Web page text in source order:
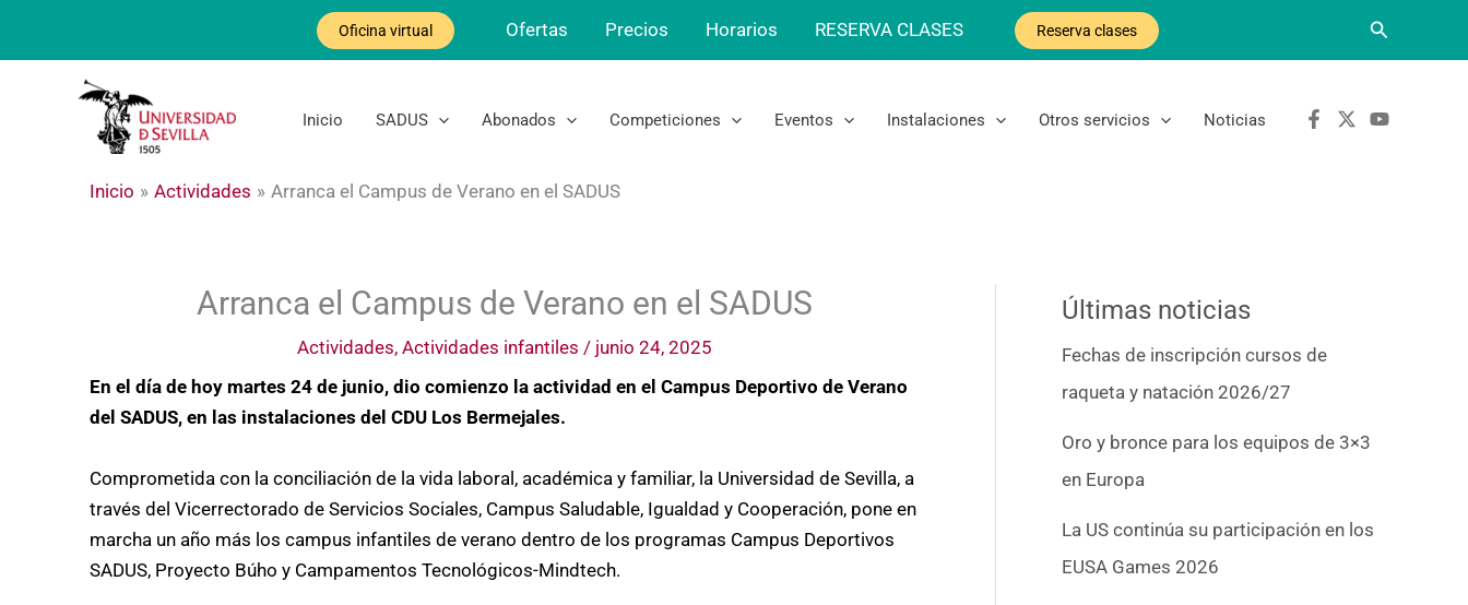
Oficina virtual Ofertas Precios Horarios RESERVA CLASES Reserva clases Buscar
Inicio SADUS Abonados Competiciones Eventos Instalaciones Otros servicios Noticias
Inicio Actividades Arranca el Campus de Verano en el SADUS
Arranca el Campus de Verano en el SADUS
Actividades, Actividades infantiles / junio 24, 2025
En el día de hoy martes 24 de junio, dio comienzo la actividad en el Campus Deportivo de Verano
del SADUS, en las instalaciones del CDU Los Bermejales.
Comprometida con la conciliación de la vida laboral, académica y familiar, la Universidad de Sevilla, a
través del Vicerrectorado de Servicios Sociales, Campus Saludable, Igualdad y Cooperación, pone en
marcha un año más los campus infantiles de verano dentro de los programas Campus Deportivos
SADUS, Proyecto Búho y Campamentos Tecnológicos-Mindtech.
Últimas noticias
Fechas de inscripción cursos de
raqueta y natación 2026/27
Oro y bronce para los equipos de 3×3
en Europa
La US continúa su participación en los
EUSA Games 2026